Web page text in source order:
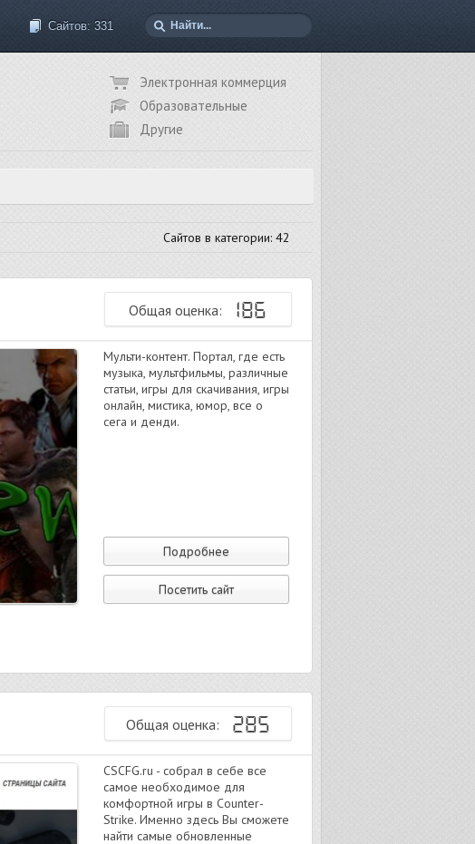
Сайтов: 331
Электронная коммерция
Образовательные
Другие
Сайтов в категории: 42
Общая оценка: 186
Мульти-контент. Портал, где есть
музыка, мультфильмы, различные
статьи, игры для скачивания, игры
онлайн, мистика, юмор, все о
сега и денди.
Подробнее
Посетить сайт
Общая оценка: 285
CSCFG.ru - собрал в себе все
самое необходимое для
комфортной игры в Counter-
Strike. Именно здесь Вы сможете
найти самые обновленные